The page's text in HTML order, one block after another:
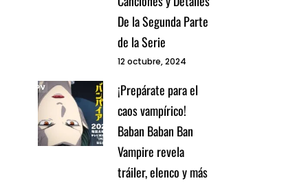
De la Segunda Parte
de la Serie
12 octubre, 2024
¡Prepárate para el
caos vampírico!
Baban Baban Ban
Vampire revela
tráiler, elenco y más